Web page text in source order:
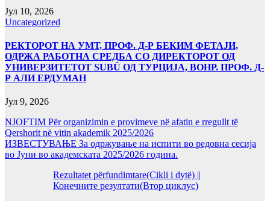
Јул 10, 2026
Uncategorized
РЕКТОРОТ НА УМТ, ПРОФ. Д-Р БЕКИМ ФЕТАЈИ,
ОДРЖА РАБОТНА СРЕДБА СО ДИРЕКТОРОТ ОД
УНИВЕРЗИТЕТОТ SUBÜ ОД ТУРЦИЈА, ВОНР. ПРОФ. Д-
Р АЛИ ЕРДУМАН
Јул 9, 2026
NJOFTIM Për organizimin e provimeve në afatin e rregullt të
Qershorit në vitin akademik 2025/2026
ИЗВЕСТУВАЊЕ За одржување на испити во редовна сесија
во Јуни во академската 2025/2026 година.
Rezultatet përfundimtare(Cikli i dytë) ||
Конечните резултати(Втор циклус)